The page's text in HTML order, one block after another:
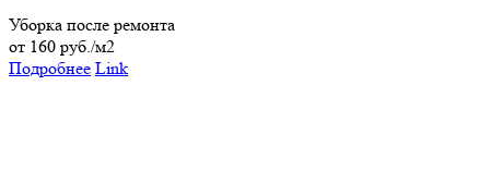
Уборка после ремонта
от 160 руб./м2
Подробнее Link